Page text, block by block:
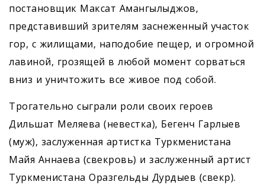
постановщик Максат Амангылыджов,
представивший зрителям заснеженный участок
гор, с жилищами, наподобие пещер, и огромной
лавиной, грозящей в любой момент сорваться
вниз и уничтожить все живое под собой.
Трогательно сыграли роли своих героев
Дильшат Меляева (невестка), Бегенч Гарлыев
(муж), заслуженная артистка Туркменистана
Майя Аннаева (свекровь) и заслуженный артист
Туркменистана Оразгельды Дурдыев (свекр).